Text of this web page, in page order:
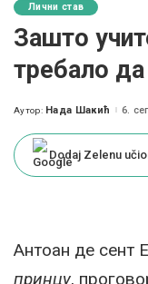
Лични став
Зашто
требало
Posted
Аутор: Нада Шакић 6.
Dodaj Zelenu
Антоан де сент
принцу,